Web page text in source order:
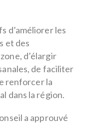
d’améliorer les
et des
d’élargir
de faciliter
renforcer la
dans la région.
a approuvé